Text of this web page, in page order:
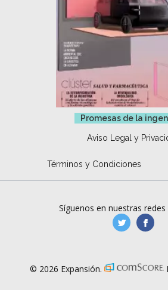
Promesas de la
Aviso Legal y
Términos y Condiciones
Síguenos en nuestras redes
© 2026 Expansión.